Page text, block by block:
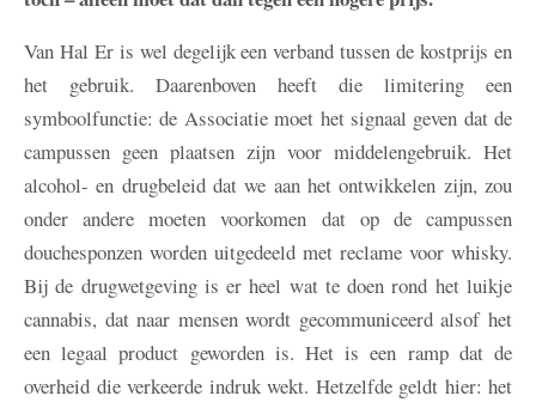
Van Hal Er is wel degelijk een verband tussen de kostprijs en
het gebruik. Daarenboven heeft die limitering een
symboolfunctie: de Associatie moet het signaal geven dat de
campussen geen plaatsen zijn voor middelengebruik. Het
alcohol- en drugbeleid dat we aan het ontwikkelen zijn, zou
onder andere moeten voorkomen dat op de campussen
douchesponzen worden uitgedeeld met reclame voor whisky.
Bij de drugwetgeving is er heel wat te doen rond het luikje
cannabis, dat naar mensen wordt gecommuniceerd alsof het
een legaal product geworden is. Het is een ramp dat de
overheid die verkeerde indruk wekt. Hetzelfde geldt hier: het